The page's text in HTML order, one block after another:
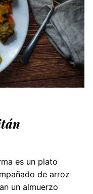
es un plato
de arroz
un almuerzo